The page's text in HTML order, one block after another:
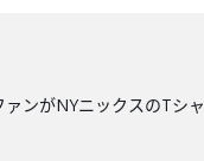
ンがNYニックスのTシ